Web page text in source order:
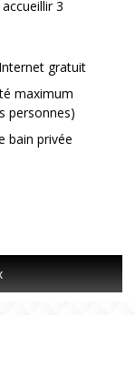
3
gratuit
maximum
personnes)
bain privée